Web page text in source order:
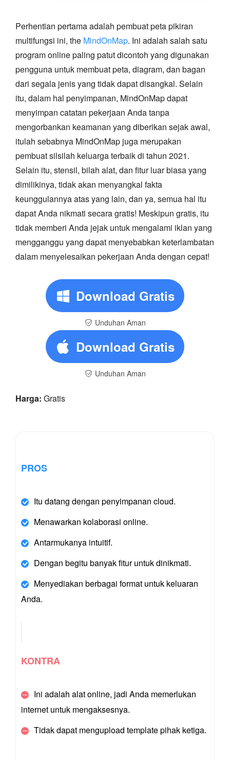
Perhentian pertama adalah pembuat peta pikiran
multifungsi ini, the MindOnMap. Ini adalah salah satu
program online paling patut dicontoh yang digunakan
pengguna untuk membuat peta, diagram, dan bagan
dari segala jenis yang tidak dapat disangkal. Selain
itu, dalam hal penyimpanan, MindOnMap dapat
menyimpan catatan pekerjaan Anda tanpa
mengorbankan keamanan yang diberikan sejak awal,
itulah sebabnya MindOnMap juga merupakan
pembuat silsilah keluarga terbaik di tahun 2021.
Selain itu, stensil, bilah alat, dan fitur luar biasa yang
dimilikinya, tidak akan menyangkal fakta
keunggulannya atas yang lain, dan ya, semua hal itu
dapat Anda nikmati secara gratis! Meskipun gratis, itu
tidak memberi Anda jejak untuk mengalami iklan yang
mengganggu yang dapat menyebabkan keterlambatan
dalam menyelesaikan pekerjaan Anda dengan cepat!
Download Gratis
Unduhan Aman
Download Gratis
Unduhan Aman
Harga: Gratis
PROS
Itu datang dengan penyimpanan cloud.
Menawarkan kolaborasi online.
Antarmukanya intuitif.
Dengan begitu banyak fitur untuk dinikmati.
Menyediakan berbagai format untuk keluaran
Anda.
KONTRA
Ini adalah alat online, jadi Anda memerlukan
internet untuk mengaksesnya.
Tidak dapat mengupload template pihak ketiga.